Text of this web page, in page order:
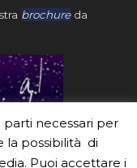
brochureda
necessari per
la possibilità di
Puoi accettare i